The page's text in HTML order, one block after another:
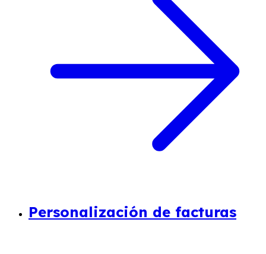
Personalización de facturas